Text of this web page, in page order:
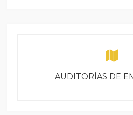
AUDITORÍAS DE